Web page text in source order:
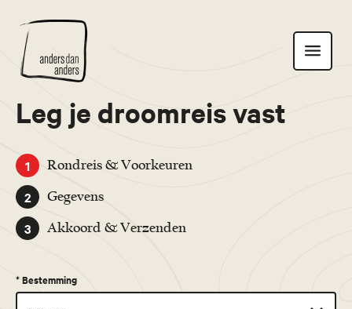
Anders
dan
Anders
Toon
navigatie
Leg je droomreis vast
1 Rondreis & Voorkeuren
2 Gegevens
3 Akkoord & Verzenden
*Bestemming